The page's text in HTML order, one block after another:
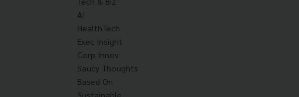
AI
HealthTech
Exec Insight
Corp Innov
Saucy Thoughts
Based On
Sustainable